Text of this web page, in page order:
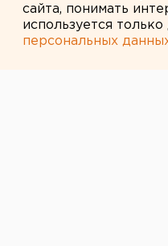
сайта, понимать
используется
персональных